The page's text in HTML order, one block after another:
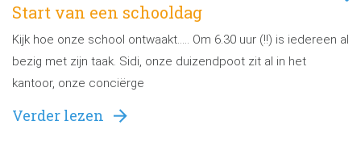
Start van een schooldag
Kijk hoe onze school ontwaakt….. Om 6.30 uur (!!) is iedereen al
bezig met zijn taak. Sidi, onze duizendpoot zit al in het
kantoor, onze conciërge
Verder lezen